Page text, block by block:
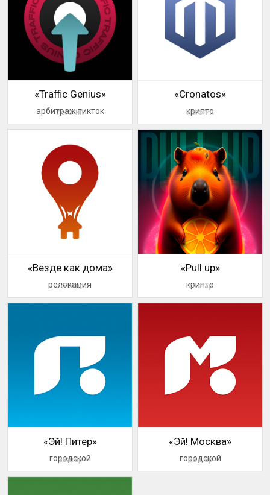
«Traffic Genius»
арбитраж тикток
логотип
«Cronatos»
крипто
логотип
«Везде как дома»
релокация
логотип
«Pull up»
крипто
аватар
«Эй! Питер»
городской
аватар
«Эй! Москва»
городской
аватар